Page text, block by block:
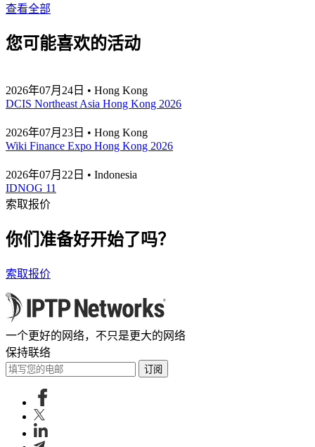
查看全部
您可能喜欢的活动
2026年07月24日 • Hong Kong
DCIS Northeast Asia Hong Kong 2026
2026年07月23日 • Hong Kong
Wiki Finance Expo Hong Kong 2026
2026年07月22日 • Indonesia
IDNOG 11
索取报价
你们准备好开始了吗？
索取报价
一个更好的网络，不只是更大的网络
保持联络
订阅